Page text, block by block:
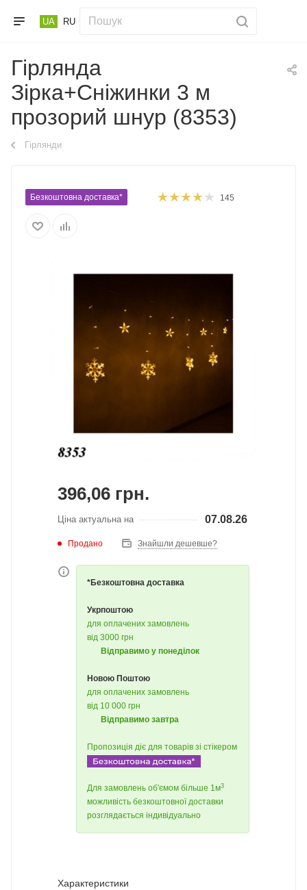
UA RU
Гірлянда
Зірка+Сніжинки 3 м
прозорий шнур (8353)
Гірлянди
Безкоштовна доставка* 145
396,06 грн.
Ціна актуальна на 07.08.26
Продано Знайшли дешевше?
*Безкоштовна доставка
Укрпоштою
для оплачених замовлень
від 3000 грн
Відправимо у понеділок
Новою Поштою
для оплачених замовлень
від 10 000 грн
Відправимо завтра
Пропозиція діє для товарів зі стікером
Для замовлень об'ємом більше 1м3
можливість безкоштовної доставки
розглядається індивідуально
Характеристики